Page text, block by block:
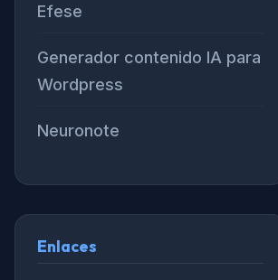
Efese
Generador contenido IA para
Wordpress
Neuronote
Enlaces